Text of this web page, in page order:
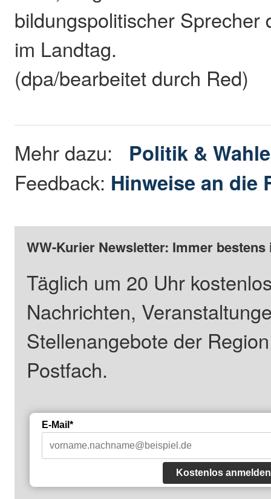
bildungspolitischer Sprecher
im Landtag.
(dpa/bearbeitet durch Red)
Mehr dazu: Politik &
Feedback: Hinweise an die
WW-Kurier Newsletter: Immer
Täglich um 20 Uhr
Nachrichten,
Stellenangebote der
Postfach.
E-Mail*
Kostenlos anmelden